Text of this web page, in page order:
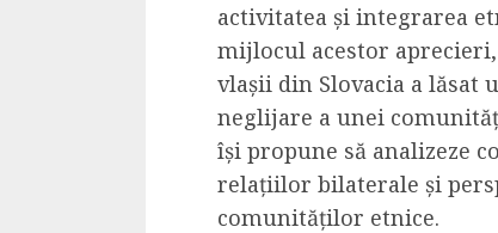
activitatea și integrarea
mijlocul acestor
vlașii din Slovacia a lăsat
neglijare a unei
își propune să analizeze
relațiilor bilaterale și
comunităților etnice.
3 min read
Din fotoliu
Dungeons &
Onoare
film ca un joc
cucereste de